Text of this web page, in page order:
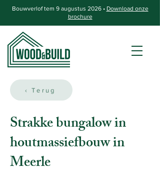
Bouwverlof tem 9 augustus 2026 • Download onze
brochure
‹ Terug
Strakke bungalow in
houtmassiefbouw in
Meerle